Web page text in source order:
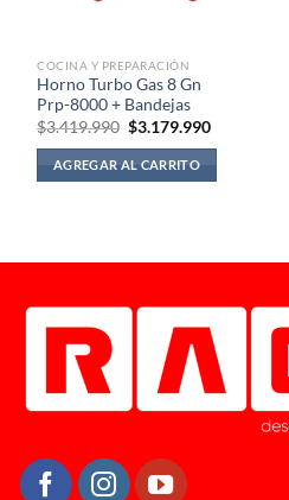
COCINA Y PREPARACIÓN
Horno Turbo Gas 8 Gn
Prp-8000 + Bandejas
$3.419.990 El
original
era:
$3.419.990.
$3.179.990El
$3.179.990.
AGREGAR AL CARRITO